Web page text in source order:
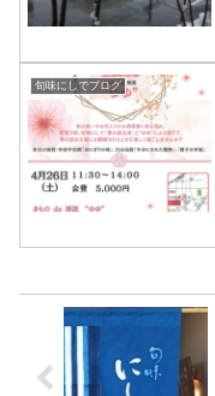
旬味にしでブログ